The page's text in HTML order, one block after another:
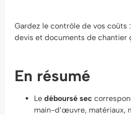
Gardez le contrôle de vos coûts :
devis et documents de chantier
En résumé
Le déboursé sec
main-d’œuvre, matériaux,